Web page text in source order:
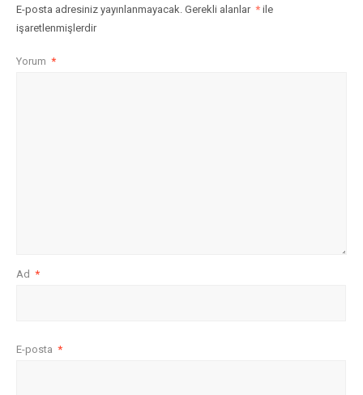
E-posta adresiniz yayınlanmayacak. Gerekli alanlar * ile
işaretlenmişlerdir
Yorum *
Ad *
E-posta *